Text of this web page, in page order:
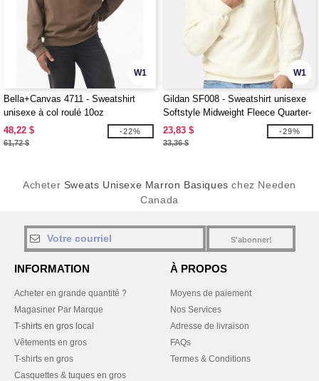
W1
Bella+Canvas 4711 - Sweatshirt
unisexe à col roulé 10oz
48,22 $
61,72 $
-22%
W1
Gildan SF008 - Sweatshirt unisexe
Softstyle Midweight Fleece Quarter-
Zip
23,83 $
33,36 $
-29%
Acheter Sweats Unisexe Marron Basiques chez Needen
Canada
S'abonner!
INFORMATION
Acheter en grande quantité ?
Magasiner Par Marque
T-shirts en gros local
Vêtements en gros
T-shirts en gros
Casquettes & tuques en gros
À PROPOS
Moyens de paiement
Nos Services
Adresse de livraison
FAQs
Termes & Conditions